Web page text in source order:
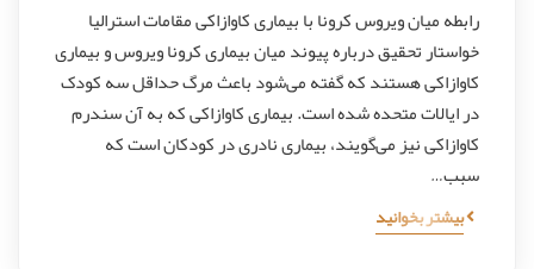
رابطه میان ویروس کرونا با بیماری کاوازاکی مقامات استرالیا
خواستار تحقیق درباره پیوند میان بیماری کرونا ویروس و بیماری
کاوازاکی هستند که گفته می‌شود باعث مرگ حداقل سه کودک
در ایالات متحده شده است. بیماری کاوازاکی که به آن سندرم
کاوازاکی نیز می‌گویند، بیماری نادری در کودکان است که
سبب…
بیشتر بخوانید